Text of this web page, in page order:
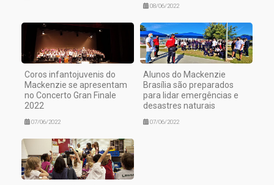
08/06/2022
Coros infantojuvenis do
Mackenzie se apresentam
no Concerto Gran Finale
2022
07/06/2022
Alunos do Mackenzie
Brasília são preparados
para lidar emergências e
desastres naturais
07/06/2022